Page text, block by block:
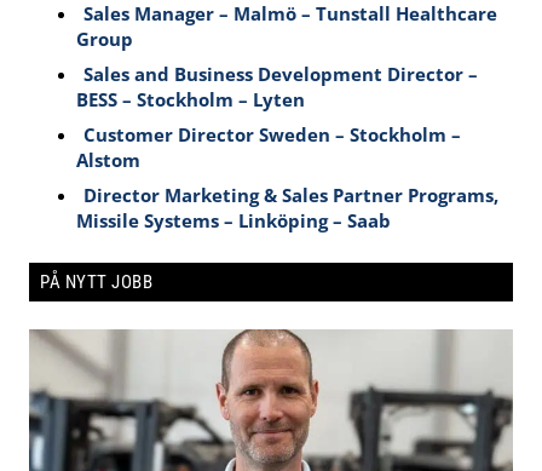
Sales Manager – Malmö – Tunstall Healthcare
Group
Sales and Business Development Director –
BESS – Stockholm – Lyten
Customer Director Sweden – Stockholm –
Alstom
Director Marketing & Sales Partner Programs,
Missile Systems – Linköping – Saab
PÅ NYTT JOBB